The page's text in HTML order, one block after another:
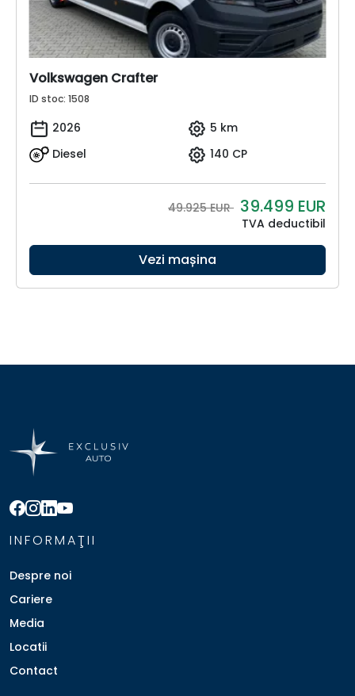
Volkswagen Crafter
ID stoc: 1508
2026
5 km
Diesel
140 CP
49.925 EUR 39.499 EUR
TVA deductibil
Vezi mașina
INFORMAŢII
Despre noi
Cariere
Media
Locatii
Contact